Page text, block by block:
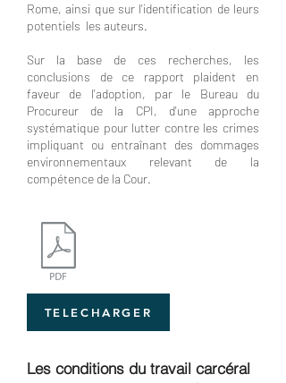
Rome, ainsi que sur l'identification de leurs
potentiels les auteurs.
Sur la base de ces recherches, les
conclusions de ce rapport plaident en
faveur de l'adoption, par le Bureau du
Procureur de la CPI, d'une approche
systématique pour lutter contre les crimes
impliquant ou entraînant des dommages
environnementaux relevant de la
compétence de la Cour.
TELECHARGER
Les conditions du travail carcéral